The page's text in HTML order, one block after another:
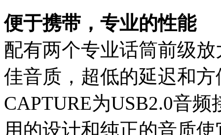
便于携带，专业的性能
配有两个专业话筒前级
佳音质，超低的延迟和
CAPTURE为USB2.0音
用的设计和纯正的音质